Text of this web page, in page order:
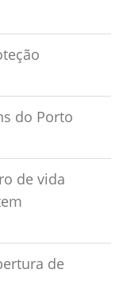
do Porto
de vida
de